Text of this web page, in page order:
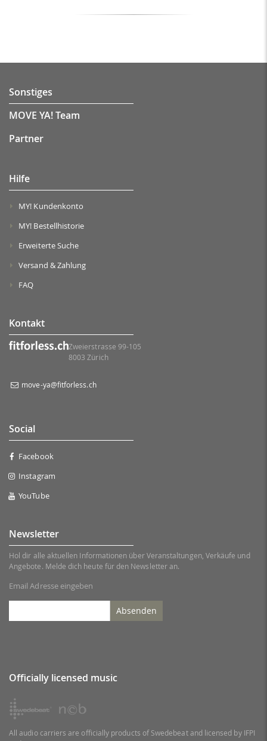
Sonstiges
MOVE YA! Team
Partner
Hilfe
MY! Kundenkonto
MY! Bestellhistorie
Erweiterte Suche
Versand & Zahlung
FAQ
Kontakt
Zweierstrasse 99-105
8003 Zürich
move-ya@fitforless.ch
Social
Facebook
Instagram
YouTube
Newsletter
Hol dir alle aktuellen Informationen über Veranstaltungen, Verkäufe und
Angebote. Melde dich heute für den Newsletter an.
Email Adresse eingeben
Absenden
Officially licensed music
All audio carriers are officially products of Swedebeat and licensed by IFPI